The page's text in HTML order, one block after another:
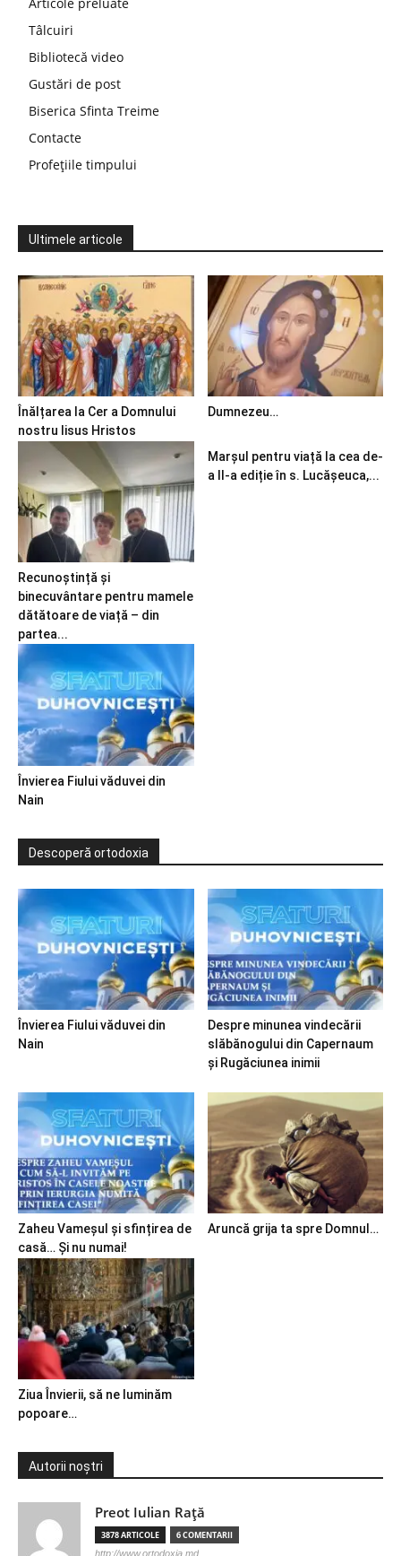
Tâlcuiri
Bibliotecă video
Gustări de post
Biserica Sfinta Treime
Contacte
Profețiile timpului
Ultimele articole
Înălțarea la Cer a Domnului
nostru Iisus Hristos
Dumnezeu…
Recunoștință și
binecuvântare pentru mamele
dătătoare de viață – din
partea...
Marșul pentru viață la cea de-
a II-a ediție în s. Lucășeuca,...
Învierea Fiului văduvei din
Nain
Descoperă ortodoxia
Învierea Fiului văduvei din
Nain
Despre minunea vindecării
slăbănogului din Capernaum
și Rugăciunea inimii
Zaheu Vameșul și sfințirea de
casă… Și nu numai!
Aruncă grija ta spre Domnul…
Ziua Învierii, să ne luminăm
popoare…
Autorii noștri
Preot Iulian Raţă
3878 ARTICOLE 6 COMENTARII
http://www.ortodoxia.md